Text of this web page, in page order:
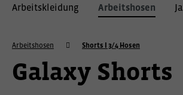
Arbeitskleidung Arbeitshosen
Arbeitshosen Shorts I 3/4 Hosen
Galaxy Shorts